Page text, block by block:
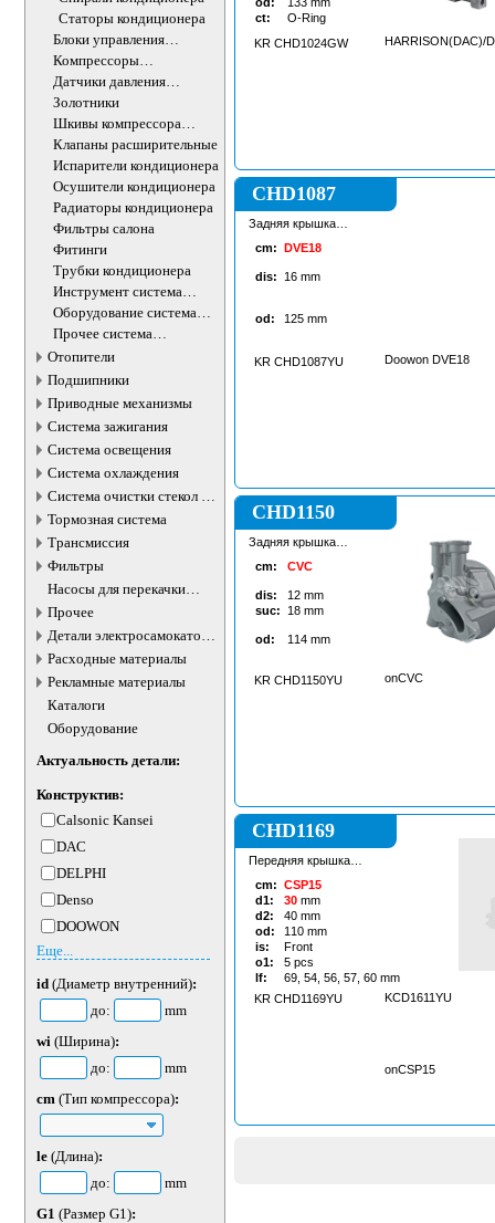
Статоры кондиционера
Блоки управления
кондиционером
Компрессоры
кондиционера
Датчики давления
хладагента
Золотники
Шкивы компрессора
кондиционера
Клапаны расширительные
Испарители кондиционера
Осушители кондиционера
Радиаторы кондиционера
Фильтры салона
Фитинги
Трубки кондиционера
Инструмент система
кондиционирования
Оборудование система
кондиционирования
Прочее система
кондиционирования
Отопители
Подшипники
Приводные механизмы
Система зажигания
Система освещения
Система охлаждения
Система очистки стекол и
фар
Тормозная система
Трансмиссия
Фильтры
Насосы для перекачки
жидкостей
Прочее
Детали электросамокатов и
электротранспорта
Расходные материалы
Рекламные материалы
Каталоги
Оборудование
Актуальность детали:
Конструктив:
Calsonic Kansei
DAC
DELPHI
Denso
DOOWON
Еще...
id (Диаметр внутренний):
до:
mm
wi (Ширина):
до:
mm
cm (Тип компрессора):
le (Длина):
до:
mm
G1 (Размер G1):
ct:
O-Ring
KR CHD1024GW
HARRISON(DAC)/
CHD1087
Задняя крышка
кондиционера
cm: DVE18
dis: 16 mm
od: 125 mm
KR CHD1087YU Doowon DVE18
CHD1150
Задняя крышка
кондиционера
cm: CVC
dis: 12 mm
suc:
18 mm
od: 114 mm
KR CHD1150YU onCVC
CHD1169
Передняя крышка
cm: CSP15
d1:
30 mm
d2:
40 mm
od:
110 mm
is:
Front
o1:
5 pcs
lf:
69, 54, 56, 57, 60 mm
KR CHD1169YU
KCD1611YU
onCSP15